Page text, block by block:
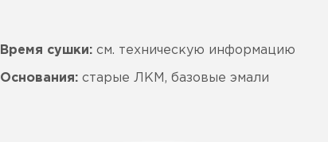
Время сушки: см. техническую информацию
Основания: старые ЛКМ, базовые эмали